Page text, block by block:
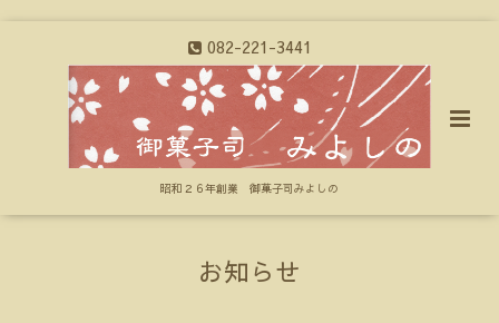
082-221-3441
昭和２６年創業 御菓子司みよしの
お知らせ